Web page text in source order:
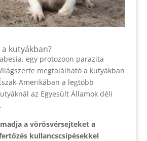
kutyákban?
egy protozoon parazita
megtalálható a kutyákban
Amerikában a legtöbb
az Egyesült Államok déli
a vörösvérsejteket a
kullancscsípésekkel